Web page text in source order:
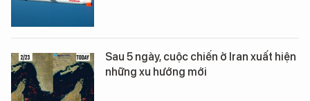
Sau 5 ngày, cuộc chiến ở Iran xuất hiện
những xu hướng mới